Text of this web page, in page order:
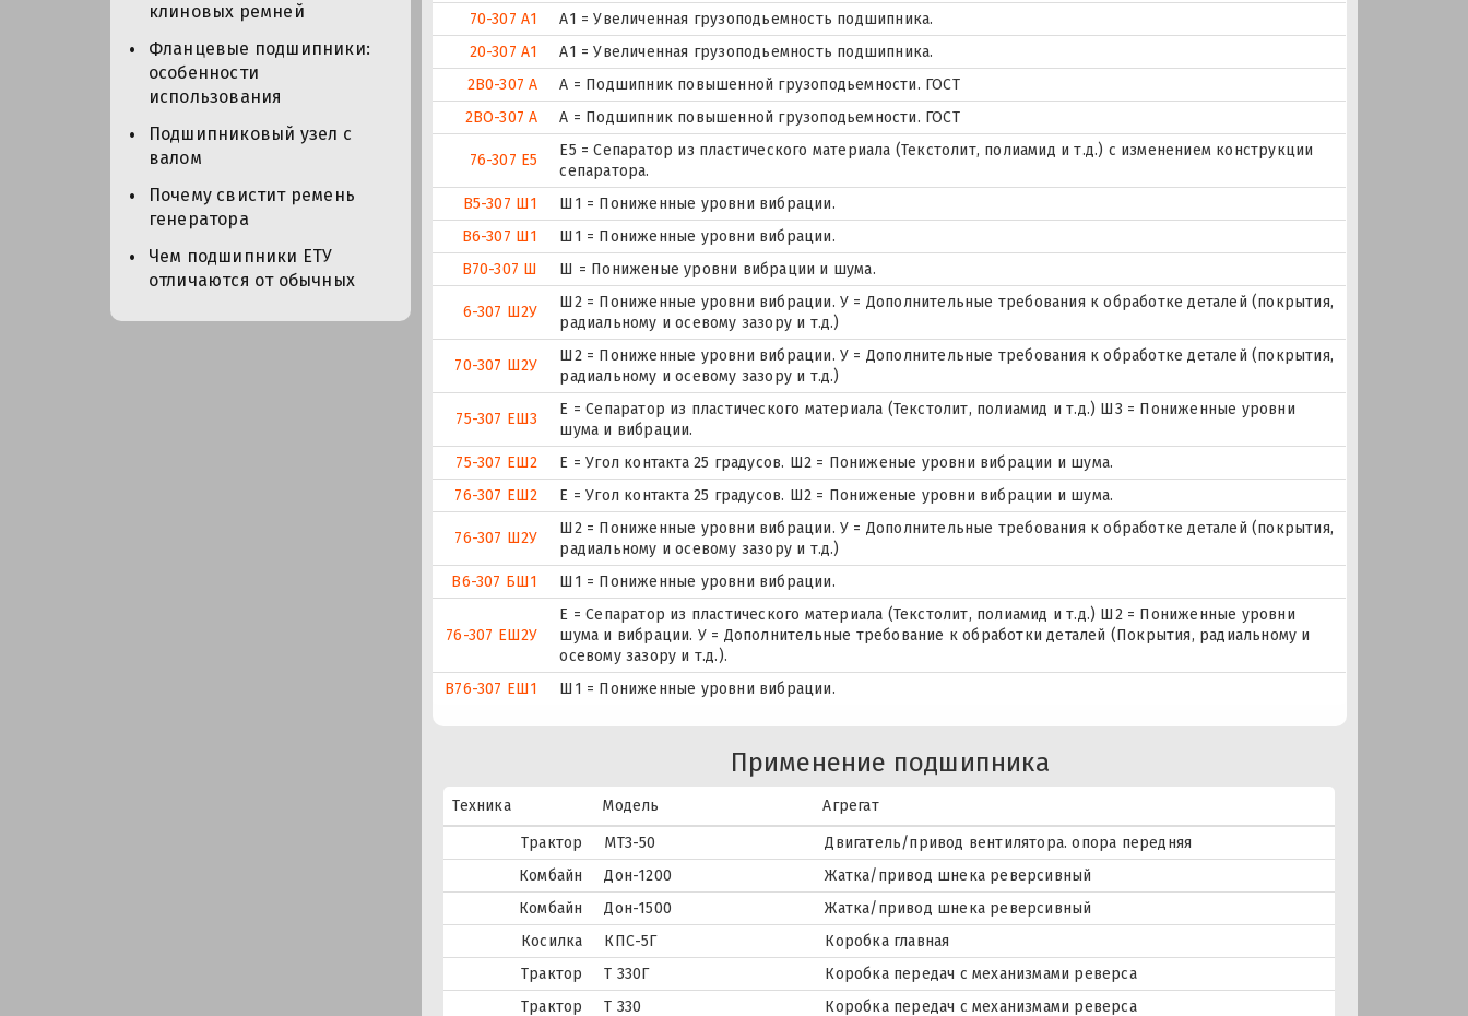
клиновых ремней
Фланцевые подшипники:
особенности
использования
Подшипниковый узел с
валом
Почему свистит ремень
генератора
Чем подшипники ЕТУ
отличаются от обычных
70-307 А1
А1 = Увеличенная грузоподьемность подшипника.
20-307 А1
А1 = Увеличенная грузоподьемность подшипника.
2В0-307 А
А = Подшипник повышенной грузоподьемности. ГОСТ
2ВО-307 А
А = Подшипник повышенной грузоподьемности. ГОСТ
76-307 Е5
Е5 = Сепаратор из пластического материала (Текстолит, полиамид и т.д.) с изменением конструкции
сепаратора.
В5-307 Ш1
Ш1 = Пониженные уровни вибрации.
В6-307 Ш1
Ш1 = Пониженные уровни вибрации.
В70-307 Ш
Ш = Пониженые уровни вибрации и шума.
6-307 Ш2У
Ш2 = Пониженные уровни вибрации. У = Дополнительные требования к обработке деталей (покрытия,
радиальному и осевому зазору и т.д.)
70-307 Ш2У
Ш2 = Пониженные уровни вибрации. У = Дополнительные требования к обработке деталей (покрытия,
радиальному и осевому зазору и т.д.)
75-307 ЕШ3
Е = Сепаратор из пластического материала (Текстолит, полиамид и т.д.) Ш3 = Пониженные уровни
шума и вибрации.
75-307 ЕШ2
E = Угол контакта 25 градусов. Ш2 = Пониженые уровни вибрации и шума.
76-307 ЕШ2
E = Угол контакта 25 градусов. Ш2 = Пониженые уровни вибрации и шума.
76-307 Ш2У
Ш2 = Пониженные уровни вибрации. У = Дополнительные требования к обработке деталей (покрытия,
радиальному и осевому зазору и т.д.)
В6-307 БШ1
Ш1 = Пониженные уровни вибрации.
76-307 ЕШ2У
Е = Сепаратор из пластического материала (Текстолит, полиамид и т.д.) Ш2 = Пониженные уровни
шума и вибрации. У = Дополнительные требование к обработки деталей (Покрытия, радиальному и
осевому зазору и т.д.).
В76-307 ЕШ1
Ш1 = Пониженные уровни вибрации.
Применение подшипника
Техника Модель
Агрегат
Трактор
МТЗ-50
Двигатель/привод вентилятора. опора передняя
Комбайн
Дон-1200
Жатка/привод шнека реверсивный
Комбайн
Дон-1500
Жатка/привод шнека реверсивный
Косилка
КПС-5Г
Коробка главная
Трактор
Т 330Г
Коробка передач с механизмами реверса
Трактор
Т 330
Коробка передач с механизмами реверса